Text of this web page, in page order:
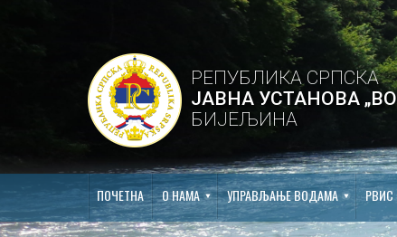
РЕПУБЛИКА СРПСКА
ЈАВНА УСТАНОВА
БИЈЕЉИНА
ПОЧЕТНА О НАМА УПРАВЉАЊЕ ВОДАМА РВИС